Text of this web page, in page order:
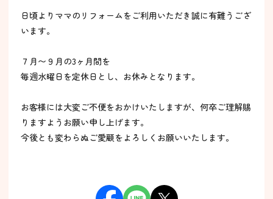
日頃よりママのリフォームをご利用いただき誠に有難うござ
います。
７月〜９月の3ヶ月間を
毎週水曜日を定休日とし、お休みとなります。
お客様には大変ご不便をおかけいたしますが、何卒ご理解賜
りますようお願い申し上げます。
今後とも変わらぬご愛顧をよろしくお願いいたします。